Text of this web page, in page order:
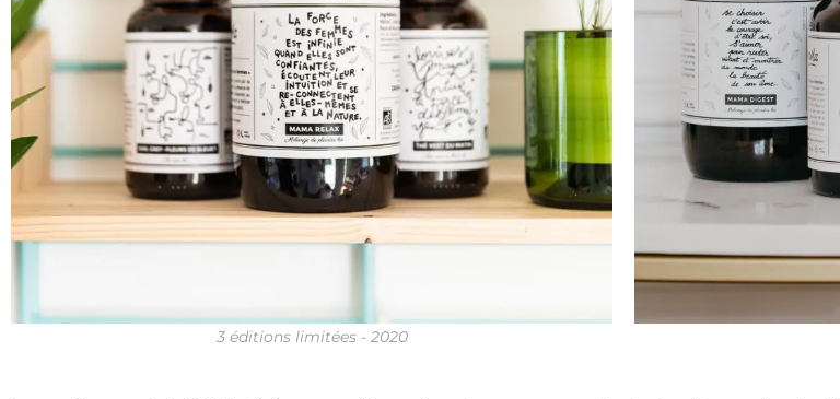
3 éditions limitées - 2020